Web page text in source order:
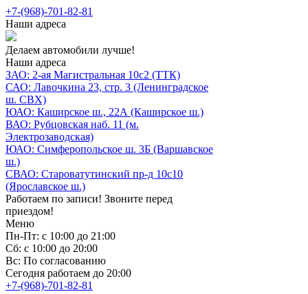
+7-(968)-701-82-81
Наши адреса
Делаем автомобили лучше!
Наши адреса
ЗАО: 2-ая Магистральная 10с2 (ТТК)
САО: Лавочкина 23, стр. 3 (Ленинградское
ш. СВХ)
ЮАО: Каширское ш., 22А (Каширское ш.)
ВАО: Рубцовская наб. 11 (м.
Электрозаводская)
ЮАО: Симферопольское ш. 3Б (Варшавское
ш.)
СВАО: Староватутинский пр-д 10с10
(Ярославское ш.)
Работаем по записи! Звоните перед
приездом!
Меню
Пн-Пт: с 10:00 до 21:00
Сб: с 10:00 до 20:00
Вс: По согласованию
Сегодня работаем до 20:00
+7-(968)-701-82-81